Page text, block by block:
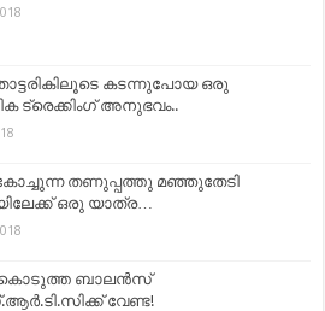
കടന്നുപോയ ഒരു
ട്രെക്കിംഗ് അനുഭവം..
തണുപ്പത്തു മഞ്ഞുതേടി
ഒരു യാത്ര…
കൊടുത്ത ബാലൻസ്
വേണ്ട!